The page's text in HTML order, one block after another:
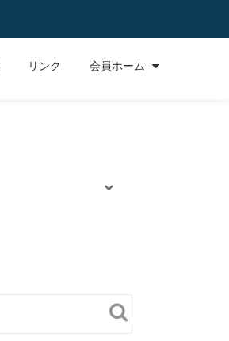
リンク 会員ホーム